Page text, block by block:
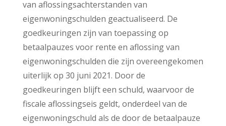
van aflossingsachterstanden van
eigenwoningschulden geactualiseerd. De
goedkeuringen zijn van toepassing op
betaalpauzes voor rente en aflossing van
eigenwoningschulden die zijn overeengekomen
uiterlijk op 30 juni 2021. Door de
goedkeuringen blijft een schuld, waarvoor de
fiscale aflossingseis geldt, onderdeel van de
eigenwoningschuld als de door de betaalpauze